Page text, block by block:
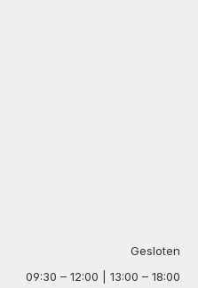
Gesloten
09:30 – 12:00 | 13:00 – 18:00